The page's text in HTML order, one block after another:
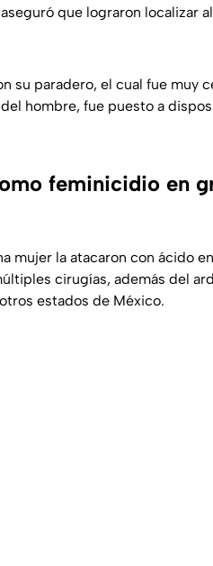
que lograron localizar al
su paradero, el cual fue muy
del hombre, fue puesto a
feminicidio en
mujer la atacaron con ácido
cirugías, además del
estados de México.